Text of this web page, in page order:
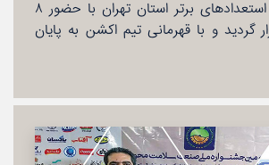
مسابقات هندبال استعدادهای برتر استان تهران با حضور ٨
گردید و با قهرمانی تیم اكشن به پایان